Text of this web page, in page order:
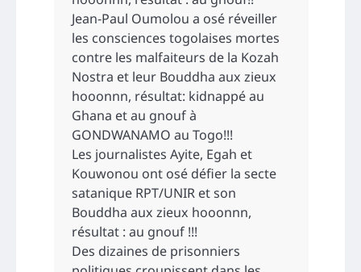
Jean-Paul Oumolou a osé réveiller
les consciences togolaises mortes
contre les malfaiteurs de la Kozah
Nostra et leur Bouddha aux zieux
hooonnn, résultat: kidnappé au
Ghana et au gnouf à
GONDWANAMO au Togo!!!
Les journalistes Ayite, Egah et
Kouwonou ont osé défier la secte
satanique RPT/UNIR et son
Bouddha aux zieux hooonnn,
résultat : au gnouf !!!
Des dizaines de prisonniers